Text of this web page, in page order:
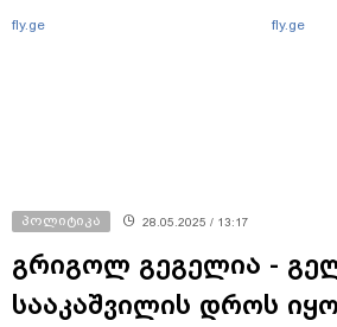
fly.ge fly.ge
პოლიტიკა 28.05.2025 / 13:17
გრიგოლ გეგელია -
სააკაშვილის დროს